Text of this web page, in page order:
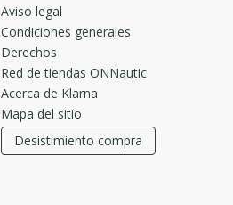
Aviso legal
Condiciones generales
Derechos
Red de tiendas ONNautic
Acerca de Klarna
Mapa del sitio
Desistimiento compra